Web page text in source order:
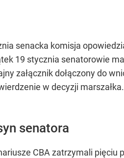
senacka komisja
19 stycznia senatorowie
załącznik dołączony do
w decyzji
senatora
CBA zatrzymali